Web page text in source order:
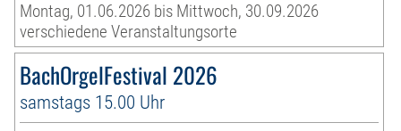
Montag, 01.06.2026 bis Mittwoch, 30.09.2026
verschiedene Veranstaltungsorte
BachOrgelFestival 2026
samstags 15.00 Uhr